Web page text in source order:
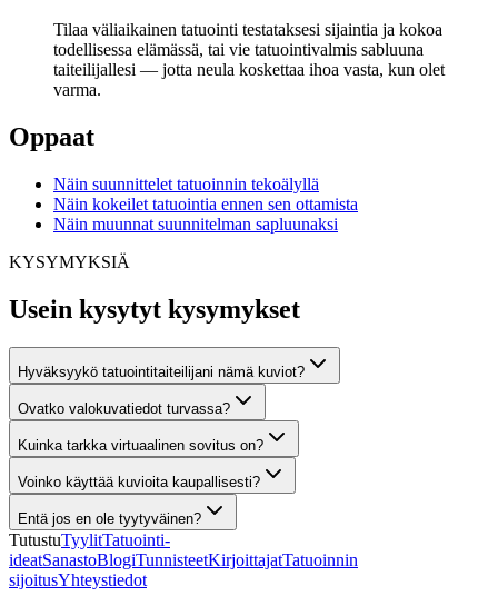
Tilaa väliaikainen tatuointi testataksesi sijaintia ja kokoa
todellisessa elämässä, tai vie tatuointivalmis sabluuna
taiteilijallesi — jotta neula koskettaa ihoa vasta, kun olet
varma.
Oppaat
Näin suunnittelet tatuoinnin tekoälyllä
Näin kokeilet tatuointia ennen sen ottamista
Näin muunnat suunnitelman sapluunaksi
KYSYMYKSIÄ
Usein kysytyt kysymykset
Hyväksyykö tatuointitaiteilijani nämä kuviot?
Ovatko valokuvatiedot turvassa?
Kuinka tarkka virtuaalinen sovitus on?
Voinko käyttää kuvioita kaupallisesti?
Entä jos en ole tyytyväinen?
TutustuTyylitTatuointi-
ideatSanastoBlogiTunnisteetKirjoittajatTatuoinnin
sijoitusYhteystiedot